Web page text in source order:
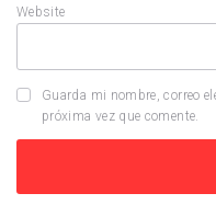
Website
Guarda mi nombre, correo
próxima vez que comente.